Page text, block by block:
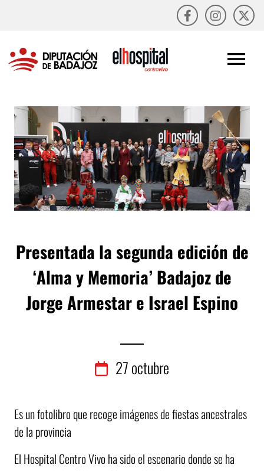
Presentada la segunda edición de
‘Alma y Memoria’ Badajoz de
Jorge Armestar e Israel Espino
27octubre
Es un fotolibro que recoge imágenes de fiestas ancestrales
de la provincia
El Hospital Centro Vivo ha sido el escenario donde se ha